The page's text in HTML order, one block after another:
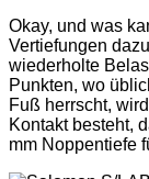
Okay, und was
Vertiefungen
wiederholte
Punkten, wo
Fuß herrscht,
Kontakt besteht,
mm Noppentiefe